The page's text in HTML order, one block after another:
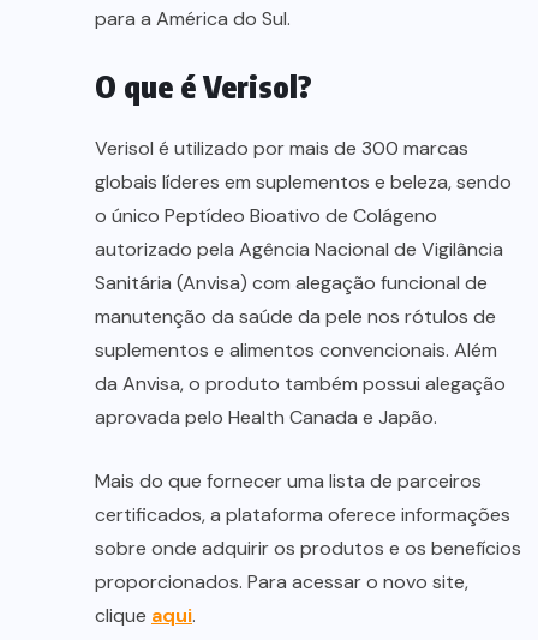
para a América do Sul.
O que é Verisol?
Verisol é utilizado por mais de 300 marcas
globais líderes em suplementos e beleza, sendo
o único Peptídeo Bioativo de Colágeno
autorizado pela Agência Nacional de Vigilância
Sanitária (Anvisa) com alegação funcional de
manutenção da saúde da pele nos rótulos de
suplementos e alimentos convencionais. Além
da Anvisa, o produto também possui alegação
aprovada pelo Health Canada e Japão.
Mais do que fornecer uma lista de parceiros
certificados, a plataforma oferece informações
sobre onde adquirir os produtos e os benefícios
proporcionados. Para acessar o novo site,
clique aqui.